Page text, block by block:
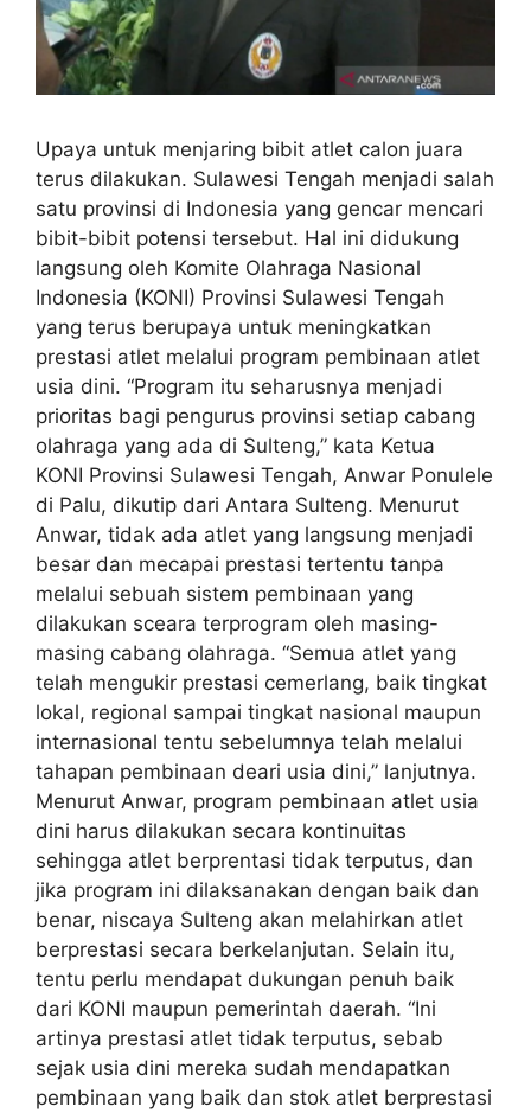
Upaya untuk menjaring bibit atlet calon juara
terus dilakukan. Sulawesi Tengah menjadi salah
satu provinsi di Indonesia yang gencar mencari
bibit-bibit potensi tersebut. Hal ini didukung
langsung oleh Komite Olahraga Nasional
Indonesia (KONI) Provinsi Sulawesi Tengah
yang terus berupaya untuk meningkatkan
prestasi atlet melalui program pembinaan atlet
usia dini. “Program itu seharusnya menjadi
prioritas bagi pengurus provinsi setiap cabang
olahraga yang ada di Sulteng,” kata Ketua
KONI Provinsi Sulawesi Tengah, Anwar Ponulele
di Palu, dikutip dari Antara Sulteng. Menurut
Anwar, tidak ada atlet yang langsung menjadi
besar dan mecapai prestasi tertentu tanpa
melalui sebuah sistem pembinaan yang
dilakukan sceara terprogram oleh masing-
masing cabang olahraga. “Semua atlet yang
telah mengukir prestasi cemerlang, baik tingkat
lokal, regional sampai tingkat nasional maupun
internasional tentu sebelumnya telah melalui
tahapan pembinaan deari usia dini,” lanjutnya.
Menurut Anwar, program pembinaan atlet usia
dini harus dilakukan secara kontinuitas
sehingga atlet berprentasi tidak terputus, dan
jika program ini dilaksanakan dengan baik dan
benar, niscaya Sulteng akan melahirkan atlet
berprestasi secara berkelanjutan. Selain itu,
tentu perlu mendapat dukungan penuh baik
dari KONI maupun pemerintah daerah. “Ini
artinya prestasi atlet tidak terputus, sebab
sejak usia dini mereka sudah mendapatkan
pembinaan yang baik dan stok atlet berprestasi